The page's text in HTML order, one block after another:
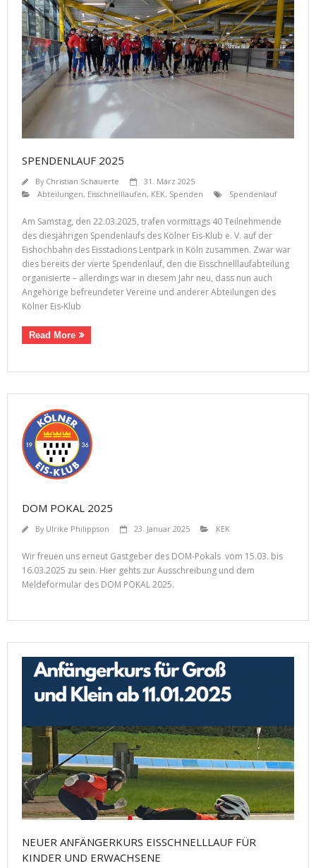
SPENDENLAUF 2025
By Christian Schauerte
31. März 2025
Abteilungen, Eisschnelllaufen, KEK, Spenden Spendenlauf
Am Samstag, den 22.03.2025, trafen vormittags 40 Teilnehmende
des diesjährigen Spendenlaufs des Kölner Eis-Klub e. V. auf der
Eishochbahn des Eisstadions Lentpark in Köln zusammen. Zwar war
dies bereits der vierte Spendenlauf, den die Eisschnelllaufabteilung
organisierte – allerdings war in diesem Jahr neu, dass nun auch
Angehörige befreundeter Vereine und anderer Abteilungen des
Kölner Eis-Klub
Read More
DOM POKAL 2025
By Ulrike Philippson 23. Januar 2025 KEK
Wir freuen uns erneut Gastgeber des DOM-Pokals vom 15.03. bis
16.03.2025 zu sein. Hier gehts zur Ausschreibung und dem
Meldeformular des DOM POKAL 2025.
NEUER ANFÄNGERKURS EISSCHNELLLAUF FÜR
KINDER UND ERWACHSENE